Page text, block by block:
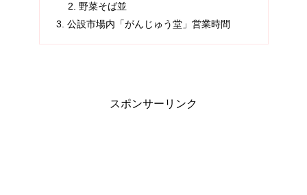
野菜そば並
公設市場内「がんじゅう堂」営業時間
スポンサーリンク